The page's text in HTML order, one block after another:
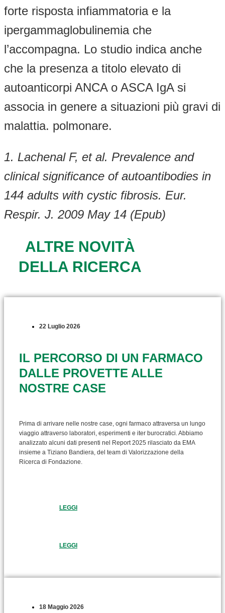
forte risposta infiammatoria e la
ipergammaglobulinemia che
l’accompagna. Lo studio indica anche
che la presenza a titolo elevato di
autoanticorpi ANCA o ASCA IgA si
associa in genere a situazioni più gravi di
malattia. polmonare.
1. Lachenal F, et al. Prevalence and
clinical significance of autoantibodies in
144 adults with cystic fibrosis. Eur.
Respir. J. 2009 May 14 (Epub)
ALTRE NOVITÀ
DELLA RICERCA
22 Luglio 2026
IL PERCORSO DI UN FARMACO
DALLE PROVETTE ALLE
NOSTRE CASE
Prima di arrivare nelle nostre case, ogni farmaco attraversa un lungo
viaggio attraverso laboratori, esperimenti e iter burocratici. Abbiamo
analizzato alcuni dati presenti nel Report 2025 rilasciato da EMA
insieme a Tiziano Bandiera, del team di Valorizzazione della
Ricerca di Fondazione.
LEGGI
LEGGI
18 Maggio 2026